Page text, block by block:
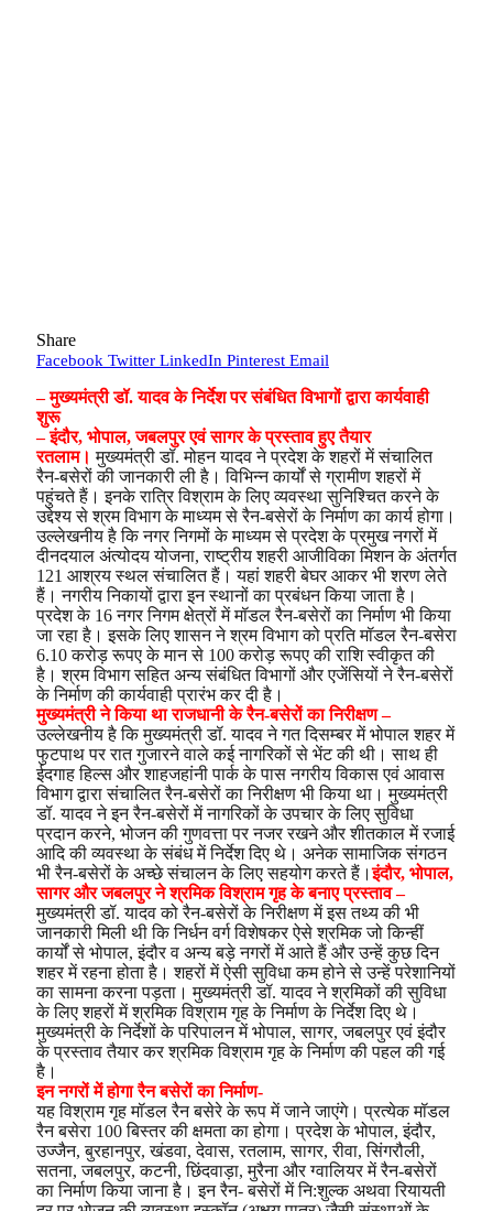
Share
Facebook Twitter LinkedIn Pinterest Email
– मुख्यमंत्री डॉ. यादव के निर्देश पर संबंधित विभागों द्वारा कार्यवाही
शुरू
– इंदौर, भोपाल, जबलपुर एवं सागर के प्रस्ताव हुए तैयार
रतलाम। मुख्यमंत्री डॉ. मोहन यादव ने प्रदेश के शहरों में संचालित
रैन-बसेरों की जानकारी ली है। विभिन्न कार्यों से ग्रामीण शहरों में
पहुंचते हैं। इनके रात्रि विश्राम के लिए व्यवस्था सुनिश्चित करने के
उद्देश्य से श्रम विभाग के माध्यम से रैन-बसेरों के निर्माण का कार्य होगा।
उल्लेखनीय है कि नगर निगमों के माध्यम से प्रदेश के प्रमुख नगरों में
दीनदयाल अंत्योदय योजना, राष्ट्रीय शहरी आजीविका मिशन के अंतर्गत
121 आश्रय स्थल संचालित हैं। यहां शहरी बेघर आकर भी शरण लेते
हैं। नगरीय निकायों द्वारा इन स्थानों का प्रबंधन किया जाता है।
प्रदेश के 16 नगर निगम क्षेत्रों में मॉडल रैन-बसेरों का निर्माण भी किया
जा रहा है। इसके लिए शासन ने श्रम विभाग को प्रति मॉडल रैन-बसेरा
6.10 करोड़ रूपए के मान से 100 करोड़ रूपए की राशि स्वीकृत की
है। श्रम विभाग सहित अन्य संबंधित विभागों और एजेंसियों ने रैन-बसेरों
के निर्माण की कार्यवाही प्रारंभ कर दी है।
मुख्यमंत्री ने किया था राजधानी के रैन-बसेरों का निरीक्षण –
उल्लेखनीय है कि मुख्यमंत्री डॉ. यादव ने गत दिसम्बर में भोपाल शहर में
फुटपाथ पर रात गुजारने वाले कई नागरिकों से भेंट की थी। साथ ही
ईदगाह हिल्स और शाहजहांनी पार्क के पास नगरीय विकास एवं आवास
विभाग द्वारा संचालित रैन-बसेरों का निरीक्षण भी किया था। मुख्यमंत्री
डॉ. यादव ने इन रैन-बसेरों में नागरिकों के उपचार के लिए सुविधा
प्रदान करने, भोजन की गुणवत्ता पर नजर रखने और शीतकाल में रजाई
आदि की व्यवस्था के संबंध में निर्देश दिए थे। अनेक सामाजिक संगठन
भी रैन-बसेरों के अच्छे संचालन के लिए सहयोग करते हैं।इंदौर, भोपाल,
सागर और जबलपुर ने श्रमिक विश्राम गृह के बनाए प्रस्ताव –
मुख्यमंत्री डॉ. यादव को रैन-बसेरों के निरीक्षण में इस तथ्य की भी
जानकारी मिली थी कि निर्धन वर्ग विशेषकर ऐसे श्रमिक जो किन्हीं
कार्यों से भोपाल, इंदौर व अन्य बड़े नगरों में आते हैं और उन्हें कुछ दिन
शहर में रहना होता है। शहरों में ऐसी सुविधा कम होने से उन्हें परेशानियों
का सामना करना पड़ता। मुख्यमंत्री डॉ. यादव ने श्रमिकों की सुविधा
के लिए शहरों में श्रमिक विश्राम गृह के निर्माण के निर्देश दिए थे।
मुख्यमंत्री के निर्देशों के परिपालन में भोपाल, सागर, जबलपुर एवं इंदौर
के प्रस्ताव तैयार कर श्रमिक विश्राम गृह के निर्माण की पहल की गई
है।
इन नगरों में होगा रैन बसेरों का निर्माण-
यह विश्राम गृह मॉडल रैन बसेरे के रूप में जाने जाएंगे। प्रत्येक मॉडल
रैन बसेरा 100 बिस्तर की क्षमता का होगा। प्रदेश के भोपाल, इंदौर,
उज्जैन, बुरहानपुर, खंडवा, देवास, रतलाम, सागर, रीवा, सिंगरौली,
सतना, जबलपुर, कटनी, छिंदवाड़ा, मुरैना और ग्वालियर में रैन-बसेरों
का निर्माण किया जाना है। इन रैन- बसेरों में नि:शुल्क अथवा रियायती